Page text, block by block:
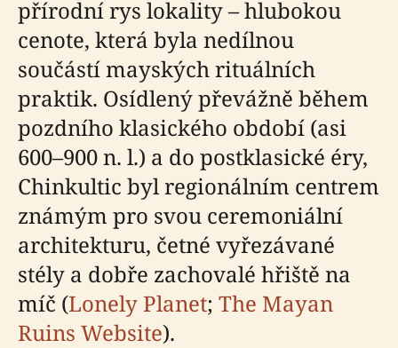
přírodní rys lokality – hlubokou
cenote, která byla nedílnou
součástí mayských rituálních
praktik. Osídlený převážně během
pozdního klasického období (asi
600–900 n. l.) a do postklasické éry,
Chinkultic byl regionálním centrem
známým pro svou ceremoniální
architekturu, četné vyřezávané
stély a dobře zachovalé hřiště na
míč (Lonely Planet; The Mayan
Ruins Website).